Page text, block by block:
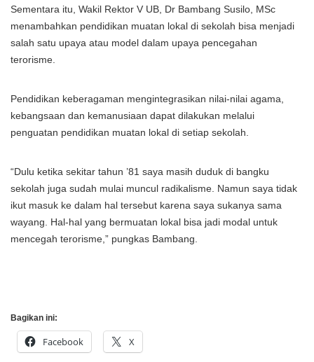
Sementara itu, Wakil Rektor V UB, Dr Bambang Susilo, MSc
menambahkan pendidikan muatan lokal di sekolah bisa menjadi
salah satu upaya atau model dalam upaya pencegahan
terorisme.
Pendidikan keberagaman mengintegrasikan nilai-nilai agama,
kebangsaan dan kemanusiaan dapat dilakukan melalui
penguatan pendidikan muatan lokal di setiap sekolah.
“Dulu ketika sekitar tahun ’81 saya masih duduk di bangku
sekolah juga sudah mulai muncul radikalisme. Namun saya tidak
ikut masuk ke dalam hal tersebut karena saya sukanya sama
wayang. Hal-hal yang bermuatan lokal bisa jadi modal untuk
mencegah terorisme,” pungkas Bambang.
Bagikan ini:
Facebook X